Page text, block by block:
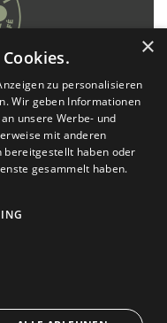
×
zu personalisieren
Wir geben Informationen
unsere Werbe- und
mit anderen
bereitgestellt haben oder
gesammelt haben.